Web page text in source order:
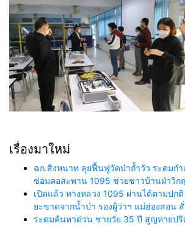
เรื่องมาใหม่
ฉก.สิงหนาท ลุยฟื้นฟูวัดป่าถ้ำวัว ระดมกำ
ซ่อมคอสะพาน 1095 ช่วยชาวบ้านฝ่าวิก
เปิดแล้ว ทางหลวง 1095 ผ่านได้ตามปก
ยะขาดจากน้ำป่า รองผู้ว่าฯ แม่ฮ่องสอน สั่
ระดมค้นหาด่วน ชายวัย 35 ปี สูญหายป